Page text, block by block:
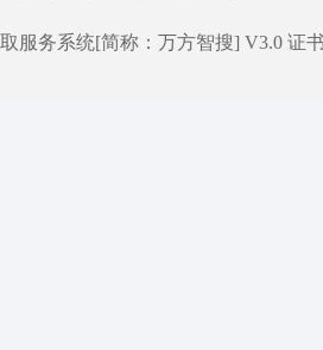
服务系统[简称：万方智搜] V3.0 证